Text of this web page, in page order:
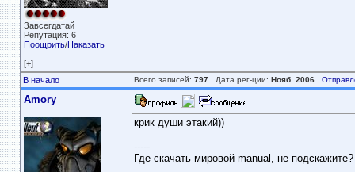
Завсегдатай
Репутация: 6
Поощрить/Наказать
[+]
В начало Всего записей: 797Дата рег-ции: Нояб. 2006
Amory
крик души этакий))
-----
Где скачать мировой manual, не подскажите?